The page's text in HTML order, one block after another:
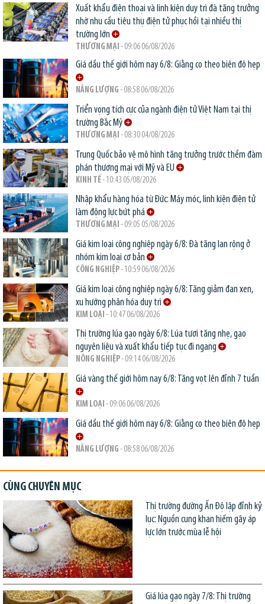
Xuất khẩu điện thoại và linh kiện duy trì đà tăng trưởng
nhờ nhu cầu tiêu thụ điện tử phục hồi tại nhiều thị
trường lớn
THƯƠNG MẠI - 09:06 06/08/2026
Giá dầu thế giới hôm nay 6/8: Giằng co theo biên độ hẹp
NĂNG LƯỢNG - 08:58 06/08/2026
Triển vọng tích cực của ngành điện tử Việt Nam tại thị
trường Bắc Mỹ
THƯƠNG MẠI - 08:30 04/08/2026
Trung Quốc bảo vệ mô hình tăng trưởng trước thềm đàm
phán thương mại với Mỹ và EU
KINH TẾ- 10:43 05/08/2026
Nhập khẩu hàng hóa từ Đức: Máy móc, linh kiện điện tử
làm động lực bứt phá
THƯƠNG MẠI - 09:05 05/08/2026
Giá kim loại công nghiệp ngày 6/8: Đà tăng lan rộng ở
nhóm kim loại cơ bản
CÔNG NGHIỆP- 10:59 06/08/2026
Giá kim loại công nghiệp ngày 6/8: Tăng giảm đan xen,
xu hướng phân hóa duy trì
KIM LOẠI - 10:47 06/08/2026
Thị trường lúa gạo ngày 6/8: Lúa tươi tăng nhẹ, gạo
nguyên liệu và xuất khẩu tiếp tục đi ngang
NÔNG NGHIỆP- 09:14 06/08/2026
Giá vàng thế giới hôm nay 6/8: Tăng vọt lên đỉnh 7 tuần
KIM LOẠI - 09:06 06/08/2026
Giá dầu thế giới hôm nay 6/8: Giằng co theo biên độ hẹp
NĂNG LƯỢNG - 08:58 06/08/2026
CÙNG CHUYÊN MỤC
Thị trường đường Ấn Độ lập đỉnh kỷ
lục: Nguồn cung khan hiếm gây áp
lực lớn trước mùa lễ hội
Giá lúa gạo ngày 7/8: Thị trường